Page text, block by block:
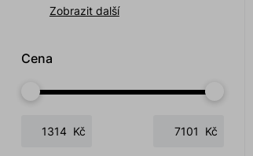
Zobrazit další
Cena
Kč Kč